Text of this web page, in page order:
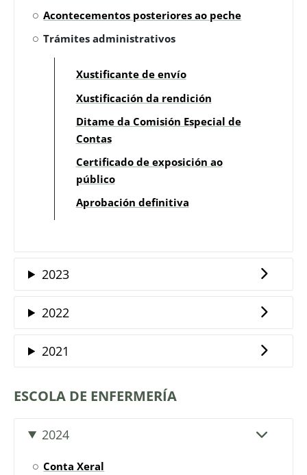
Acontecementos posteriores ao peche
Trámites administrativos
Xustificante de envío
Xustificación da rendición
Ditame da Comisión Especial de
Contas
Certificado de exposición ao
público
Aprobación definitiva
2023
2022
2021
ESCOLA DE ENFERMERÍA
2024
Conta Xeral